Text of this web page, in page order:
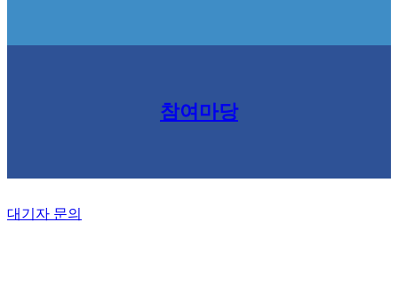
참여마당
대기자 문의